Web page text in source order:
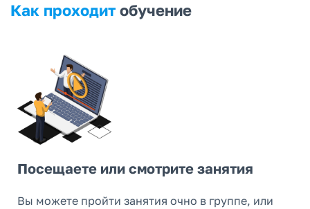
Как проходит обучение
Посещаете или смотрите занятия
Вы можете пройти занятия очно в группе, или